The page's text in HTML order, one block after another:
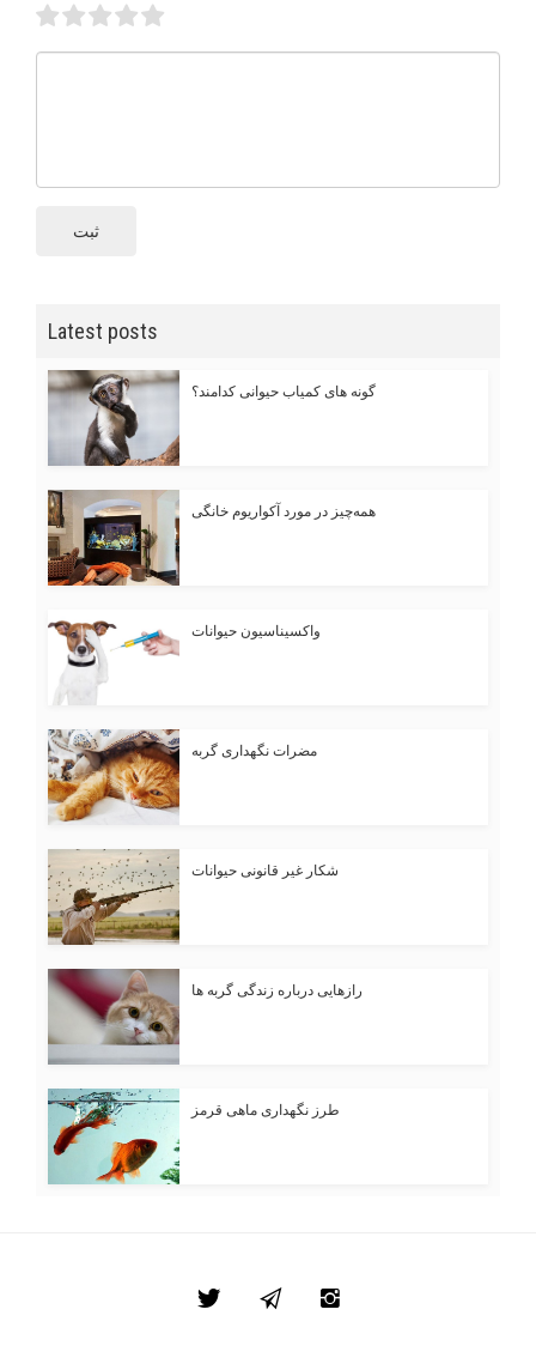
ثبت
Latest posts
گونه های کمیاب حیوانی کدامند؟
همه‌چیز در مورد آکواریوم خانگی
واکسیناسیون حیوانات
مضرات نگهداری گربه
شکار غیر قانونی حیوانات
رازهایی درباره زندگی گربه ها
طرز نگهداری ماهی قرمز